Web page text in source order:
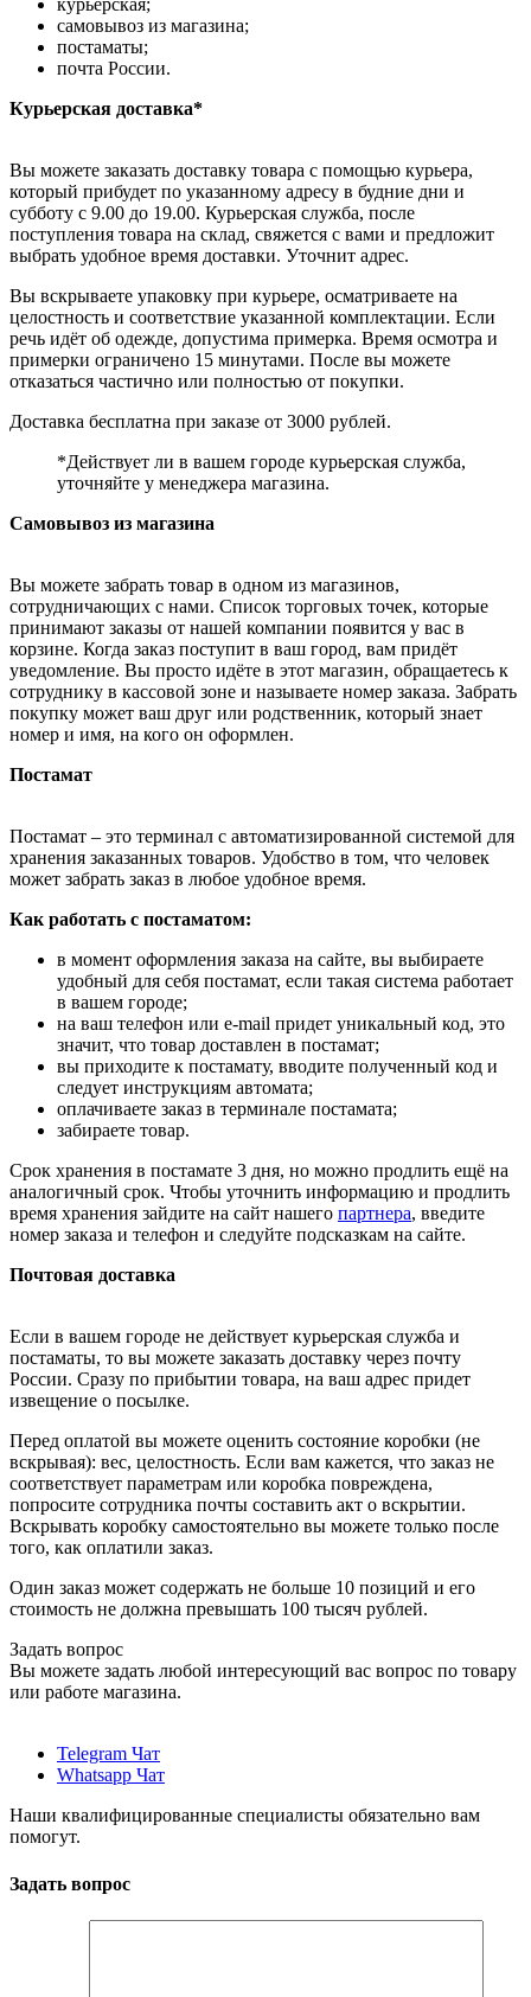
курьерская;
самовывоз из магазина;
постаматы;
почта России.
Курьерская доставка*
Вы можете заказать доставку товара с помощью курьера,
который прибудет по указанному адресу в будние дни и
субботу с 9.00 до 19.00. Курьерская служба, после
поступления товара на склад, свяжется с вами и предложит
выбрать удобное время доставки. Уточнит адрес.
Вы вскрываете упаковку при курьере, осматриваете на
целостность и соответствие указанной комплектации. Если
речь идёт об одежде, допустима примерка. Время осмотра и
примерки ограничено 15 минутами. После вы можете
отказаться частично или полностью от покупки.
Доставка бесплатна при заказе от 3000 рублей.
*Действует ли в вашем городе курьерская служба,
уточняйте у менеджера магазина.
Самовывоз из магазина
Вы можете забрать товар в одном из магазинов,
сотрудничающих с нами. Список торговых точек, которые
принимают заказы от нашей компании появится у вас в
корзине. Когда заказ поступит в ваш город, вам придёт
уведомление. Вы просто идёте в этот магазин, обращаетесь к
сотруднику в кассовой зоне и называете номер заказа. Забрать
покупку может ваш друг или родственник, который знает
номер и имя, на кого он оформлен.
Постамат
Постамат – это терминал с автоматизированной системой для
хранения заказанных товаров. Удобство в том, что человек
может забрать заказ в любое удобное время.
Как работать с постаматом:
в момент оформления заказа на сайте, вы выбираете
удобный для себя постамат, если такая система работает
в вашем городе;
на ваш телефон или e-mail придет уникальный код, это
значит, что товар доставлен в постамат;
вы приходите к постамату, вводите полученный код и
следует инструкциям автомата;
оплачиваете заказ в терминале постамата;
забираете товар.
Срок хранения в постамате 3 дня, но можно продлить ещё на
аналогичный срок. Чтобы уточнить информацию и продлить
время хранения зайдите на сайт нашего партнера, введите
номер заказа и телефон и следуйте подсказкам на сайте.
Почтовая доставка
Если в вашем городе не действует курьерская служба и
постаматы, то вы можете заказать доставку через почту
России. Сразу по прибытии товара, на ваш адрес придет
извещение о посылке.
Перед оплатой вы можете оценить состояние коробки (не
вскрывая): вес, целостность. Если вам кажется, что заказ не
соответствует параметрам или коробка повреждена,
попросите сотрудника почты составить акт о вскрытии.
Вскрывать коробку самостоятельно вы можете только после
того, как оплатили заказ.
Один заказ может содержать не больше 10 позиций и его
стоимость не должна превышать 100 тысяч рублей.
Задать вопрос
Вы можете задать любой интересующий вас вопрос по товару
или работе магазина.
Telegram Чат
Whatsapp Чат
Наши квалифицированные специалисты обязательно вам
помогут.
Задать вопрос